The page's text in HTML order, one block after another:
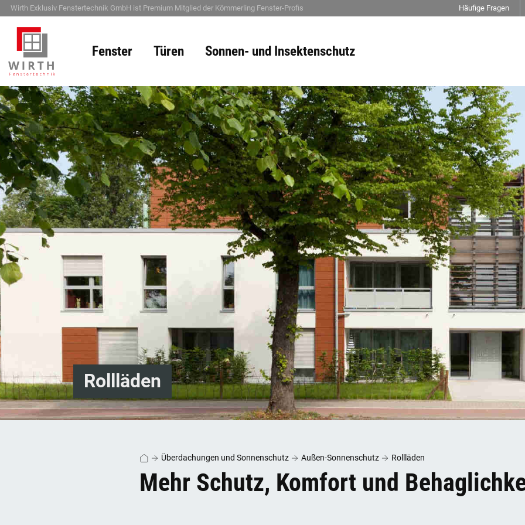
Wirth Exklusiv Fenstertechnik GmbH ist Premium Mitglied der Kömmerling Fenster-Profis Häufige Fragen
Fenster Türen Sonnen- und Insektenschutz
Rollläden
Überdachungen und Sonnenschutz Außen-Sonnenschutz Rollläden
Mehr Schutz, Komfort und